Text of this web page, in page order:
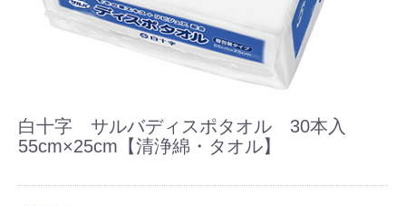
白十字 サルバディスポタオル 30本入
55cm×25cm【清浄綿・タオル】